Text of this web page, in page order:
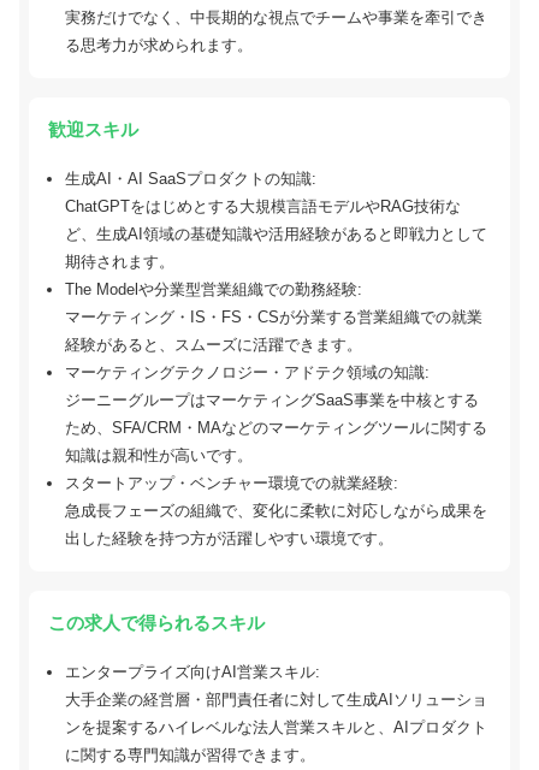
実務だけでなく、中長期的な視点でチームや事業を牽引でき
る思考力が求められます。
歓迎スキル
生成AI・AI SaaSプロダクトの知識:
ChatGPTをはじめとする大規模言語モデルやRAG技術な
ど、生成AI領域の基礎知識や活用経験があると即戦力として
期待されます。
The Modelや分業型営業組織での勤務経験:
マーケティング・IS・FS・CSが分業する営業組織での就業
経験があると、スムーズに活躍できます。
マーケティングテクノロジー・アドテク領域の知識:
ジーニーグループはマーケティングSaaS事業を中核とする
ため、SFA/CRM・MAなどのマーケティングツールに関する
知識は親和性が高いです。
スタートアップ・ベンチャー環境での就業経験:
急成長フェーズの組織で、変化に柔軟に対応しながら成果を
出した経験を持つ方が活躍しやすい環境です。
この求人で得られるスキル
エンタープライズ向けAI営業スキル:
大手企業の経営層・部門責任者に対して生成AIソリューショ
ンを提案するハイレベルな法人営業スキルと、AIプロダクト
に関する専門知識が習得できます。